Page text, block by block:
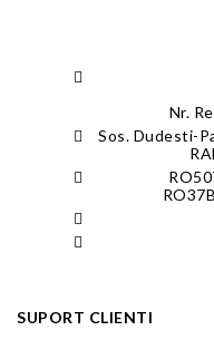
Nr.
Sos. Dudesti-
SUPORT CLIENTI